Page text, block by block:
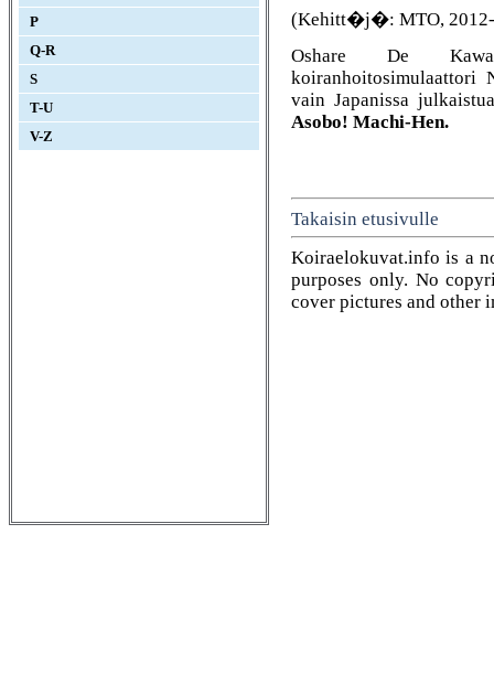
P
Q-R
S
T-U
V-Z
(Kehitt�j�: MTO,
Oshare De
koiranhoitosimulaattori
vain Japanissa
Asobo! Machi-Hen.
Takaisin etusivulle
Koiraelokuvat.info is a
purposes only. No
cover pictures and other